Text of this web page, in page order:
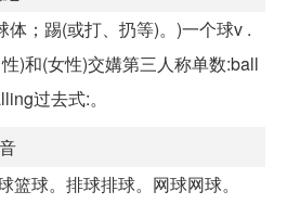
体；踢(或打、扔等)。)一个球v .
)和(女性)交媾第三人称单数:ball
过去式:。
篮球。排球排球。网球网球。